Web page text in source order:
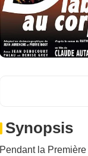
Synopsis
Pendant la